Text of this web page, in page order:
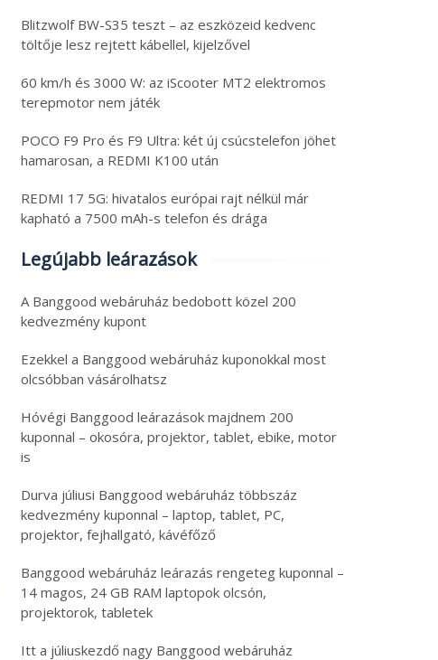
Blitzwolf BW-S35 teszt – az eszközeid kedvenc
töltője lesz rejtett kábellel, kijelzővel
60 km/h és 3000 W: az iScooter MT2 elektromos
terepmotor nem játék
POCO F9 Pro és F9 Ultra: két új csúcstelefon jöhet
hamarosan, a REDMI K100 után
REDMI 17 5G: hivatalos európai rajt nélkül már
kapható a 7500 mAh-s telefon és drága
Legújabb leárazások
A Banggood webáruház bedobott közel 200
kedvezmény kupont
Ezekkel a Banggood webáruház kuponokkal most
olcsóbban vásárolhatsz
Hóvégi Banggood leárazások majdnem 200
kuponnal – okosóra, projektor, tablet, ebike, motor
is
Durva júliusi Banggood webáruház többszáz
kedvezmény kuponnal – laptop, tablet, PC,
projektor, fejhallgató, kávéfőző
Banggood webáruház leárazás rengeteg kuponnal –
14 magos, 24 GB RAM laptopok olcsón,
projektorok, tabletek
Itt a júliuskezdő nagy Banggood webáruház